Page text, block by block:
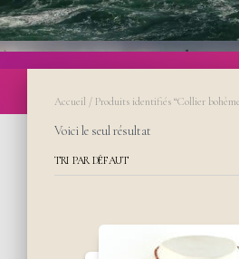
Accueil / Produits identifiés “Collier
Voici le seul résultat